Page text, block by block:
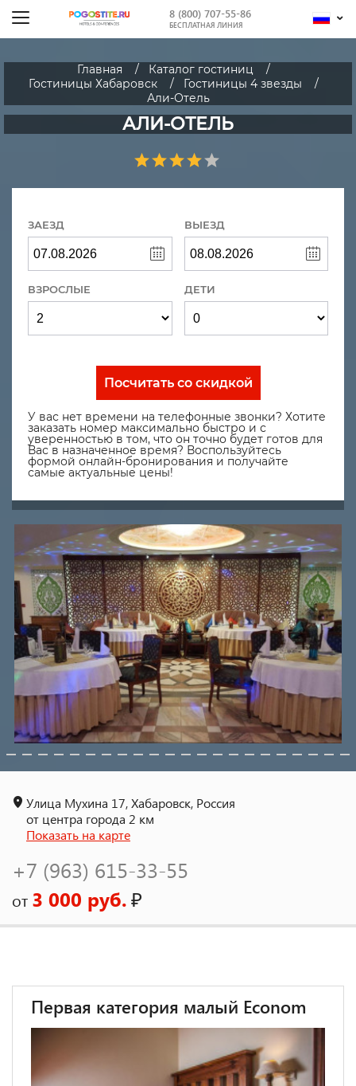
8 (800) 707-55-86
БЕСПЛАТНАЯ ЛИНИЯ
Главная
Каталог гостиниц
Гостиницы Хабаровск
Гостиницы 4 звезды
Али-Отель
АЛИ-ОТЕЛЬ
ЗАЕЗД ВЫЕЗД
ВЗРОСЛЫЕ ДЕТИ
Посчитать со скидкой
У вас нет времени на телефонные звонки? Хотите
заказать номер максимально быстро и с
уверенностью в том, что он точно будет готов для
Вас в назначенное время? Воспользуйтесь
формой онлайн-бронирования и получайте
самые актуальные цены!
Улица Мухина 17, Хабаровск, Россия
от центра города 2 км
Показать на карте
+7 (963) 615-33-55
от 3 000 руб.₽
Первая категория малый Econom